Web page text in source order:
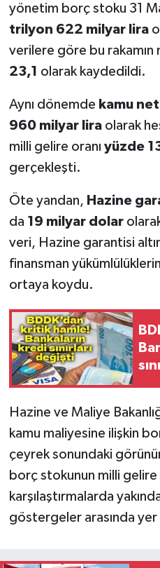
yönetim borç stoku 31
trilyon 622 milyar lira
verilere göre bu rakamın
23,1 olarak kaydedildi.
Aynı dönemde kamu
960 milyar liraolarak
milli gelire oranı yüzde
gerçekleşti.
Öte yandan, Hazine
da 19 milyar dolar
veri, Hazine garantisi
finansman
ortaya koydu.
Hazine ve Maliye
kamu maliyesine ilişkin
çeyrek sonundaki
borç stokunun milli gelire
karşılaştırmalarda
göstergeler arasında